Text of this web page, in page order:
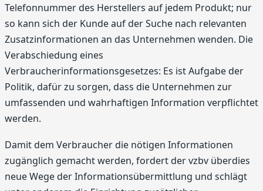
Telefonnummer des Herstellers auf jedem Produkt; nur
so kann sich der Kunde auf der Suche nach relevanten
Zusatzinformationen an das Unternehmen wenden. Die
Verabschiedung eines
Verbraucherinformationsgesetzes: Es ist Aufgabe der
Politik, dafür zu sorgen, dass die Unternehmen zur
umfassenden und wahrhaftigen Information verpflichtet
werden.
Damit dem Verbraucher die nötigen Informationen
zugänglich gemacht werden, fordert der vzbv überdies
neue Wege der Informationsübermittlung und schlägt